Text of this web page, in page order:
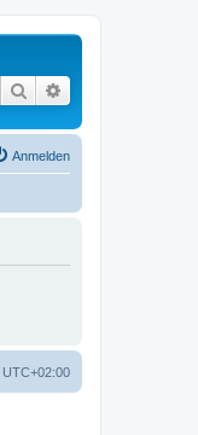
Suche
Anmelden
UTC+02:00